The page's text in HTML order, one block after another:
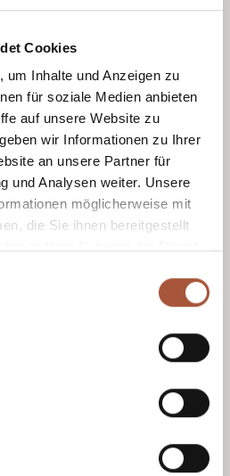
Cookies
um Inhalte und Anzeigen zu
für soziale Medien anbieten
auf unsere Website zu
wir Informationen zu Ihrer
an unsere Partner für
und Analysen weiter. Unsere
möglicherweise mit
die Sie ihnen bereitgestellt
begehrt - gleich
Burger Baron.